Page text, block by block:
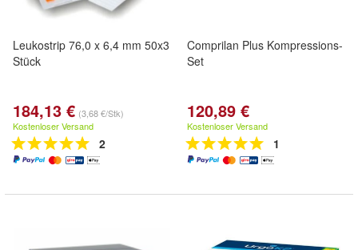
Leukostrip 76,0 x 6,4 mm 50x3
Stück
184,13 € (3,68 €/Stk)
Kostenloser Versand
2
Comprilan Plus Kompressions-
Set
120,89 €
Kostenloser Versand
1